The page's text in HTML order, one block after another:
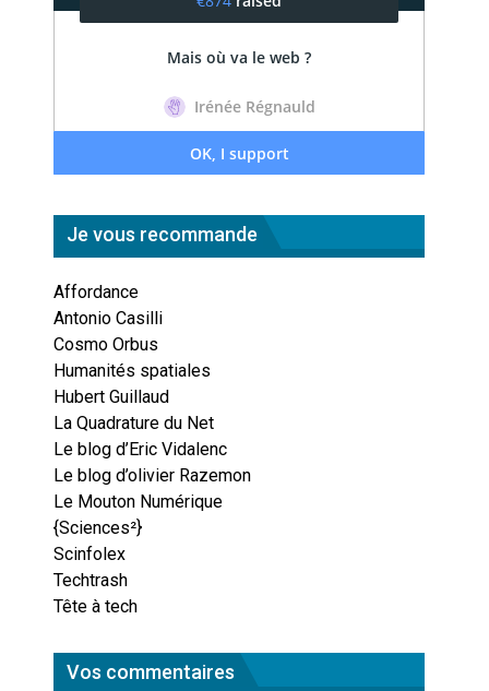
Je vous recommande
Affordance
Antonio Casilli
Cosmo Orbus
Humanités spatiales
Hubert Guillaud
La Quadrature du Net
Le blog d’Eric Vidalenc
Le blog d’olivier Razemon
Le Mouton Numérique
{Sciences²}
Scinfolex
Techtrash
Tête à tech
Vos commentaires